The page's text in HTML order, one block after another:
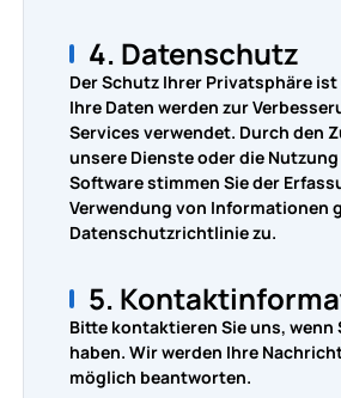
4. Datenschutz
Der Schutz Ihrer Privatsphäre
Ihre Daten werden zur
Services verwendet. Durch den
unsere Dienste oder die
Software stimmen Sie der
Verwendung von Informationen
Datenschutzrichtlinie zu.
5.
Bitte kontaktieren Sie uns, wenn
haben. Wir werden Ihre
möglich beantworten.